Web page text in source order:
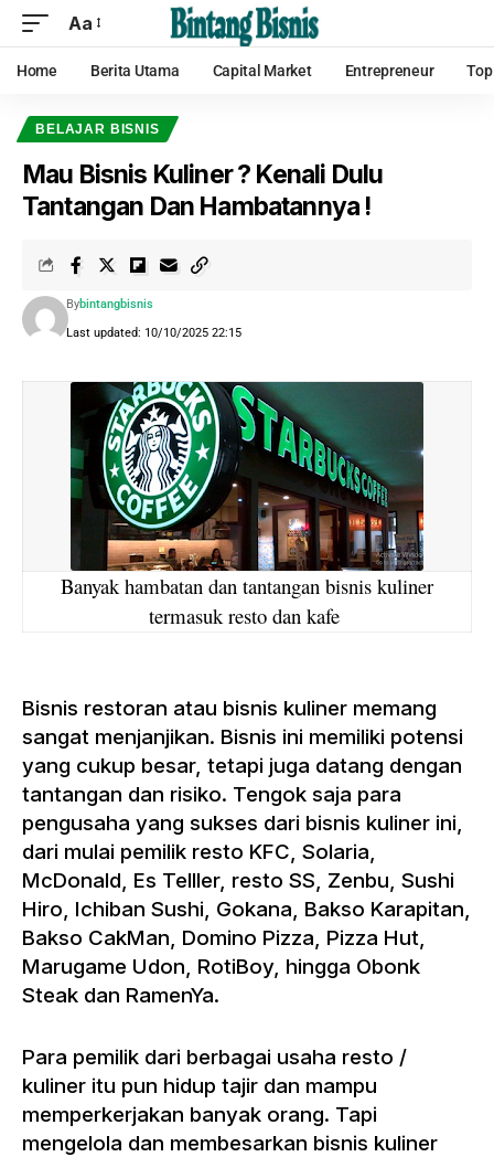
Aa
Home Berita Utama Capital Market Entrepreneur
BELAJAR BISNIS
Mau Bisnis Kuliner ? Kenali Dulu
Tantangan Dan Hambatannya !
Last updated: 10/10/2025 22:15
Bybintangbisnis
Banyak hambatan dan tantangan bisnis kuliner
termasuk resto dan kafe
Bisnis restoran atau bisnis kuliner memang
sangat menjanjikan. Bisnis ini memiliki potensi
yang cukup besar, tetapi juga datang dengan
tantangan dan risiko. Tengok saja para
pengusaha yang sukses dari bisnis kuliner ini,
dari mulai pemilik resto KFC, Solaria,
McDonald, Es Telller, resto SS, Zenbu, Sushi
Hiro, Ichiban Sushi, Gokana, Bakso Karapitan,
Bakso CakMan, Domino Pizza, Pizza Hut,
Marugame Udon, RotiBoy, hingga Obonk
Steak dan RamenYa.
Para pemilik dari berbagai usaha resto /
kuliner itu pun hidup tajir dan mampu
memperkerjakan banyak orang. Tapi
mengelola dan membesarkan bisnis kuliner